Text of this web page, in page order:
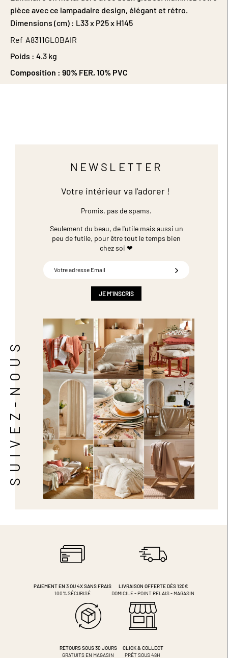
pièce avec ce lampadaire design, élégant et rétro.
Dimensions (cm) : L33 x P25 x H145
Ref A8311GLOBAIR
Poids : 4.3 kg
Composition : 90% FER, 10% PVC
SUIVEZ-NOUS
NEWSLETTER
Votre intérieur va l'adorer !
Promis, pas de spams.
Seulement du beau, de l'utile mais aussi un
peu de futile, pour être tout le temps bien
chez soi ❤
JE M'INSCRIS
PAIEMENT EN 3 OU 4XSANS FRAIS
100% SÉCURISÉ
LIVRAISON OFFERTE DÈS 120€
DOMICILE - POINT RELAIS - MAGASIN
RETOURS SOUS 30 JOURS
GRATUITS EN MAGASIN
CLICK & COLLECT
PRÊT SOUS 48H